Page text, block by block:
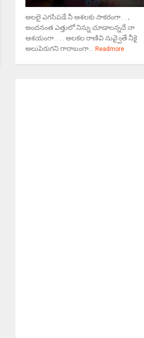
అలలై ఎగసిపడే నీ ఆశలకు సాకరంగా . . ,
అందనంత ఎత్తులో నిన్ను చూడాలన్నదే నా
ఆశయంగా. . . . అలకల రాణివి నువ్వైతే నీకై
అలుపెరుగని గారాబంగా...
Readmore